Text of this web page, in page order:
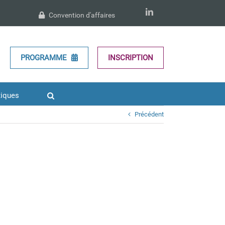
LinkedIn
Convention d'affaires
PROGRAMME INSCRIPTION
Précédent